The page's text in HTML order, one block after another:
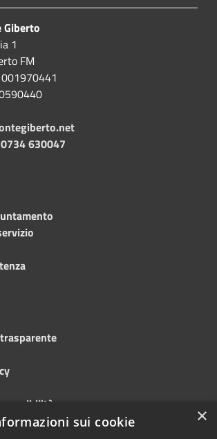
Giberto
1
FM
0734 630047
×
sui cookie